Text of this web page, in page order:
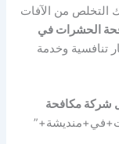
التخلص من الآفات
الحشرات في
تنافسية وخدمة
شركة مكافحة